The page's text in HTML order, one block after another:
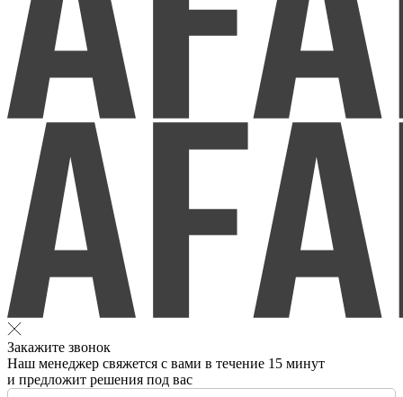
Закажите звонок
Наш менеджер свяжется с вами в течение 15 минут
и предложит решения под вас